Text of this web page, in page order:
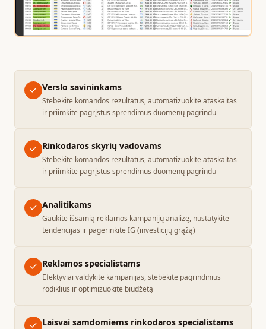
Verslo savininkams
Stebėkite komandos rezultatus, automatizuokite ataskaitas
ir priimkite pagrįstus sprendimus duomenų pagrindu
Rinkodaros skyrių vadovams
Stebėkite komandos rezultatus, automatizuokite ataskaitas
ir priimkite pagrįstus sprendimus duomenų pagrindu
Analitikams
Gaukite išsamią reklamos kampanijų analizę, nustatykite
tendencijas ir pagerinkite IG (investicijų grąžą)
Reklamos specialistams
Efektyviai valdykite kampanijas, stebėkite pagrindinius
rodiklius ir optimizuokite biudžetą
Laisvai samdomiems rinkodaros specialistams